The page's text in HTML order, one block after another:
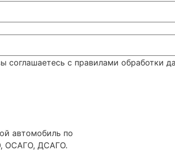
соглашаетесь c правилами обработки
автомобиль по
ОСАГО, ДСАГО.